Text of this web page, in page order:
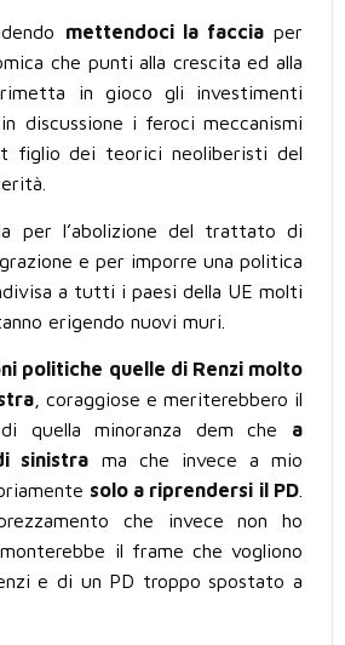
mettendoci la facciaper
che punti alla crescita ed alla
rimetta in gioco gli investimenti
discussione i feroci meccanismi
figlio dei teorici neoliberisti del
per l’abolizione del trattato di
e per imporre una politica
a tutti i paesi della UE molti
erigendo nuovi muri.
politiche quelle di Renzi molto
, coraggiose e meriterebbero il
quella minoranza dem che a
sinistra ma che invece a mio
solo a riprendersi il PD
che invece non ho
il frame che vogliono
e di un PD troppo spostato a